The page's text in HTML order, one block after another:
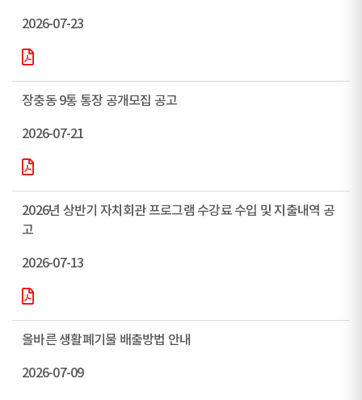
2026-07-23
장충동 9통 통장 공개모집 공고
2026-07-21
2026년 상반기 자치회관 프로그램 수강료 수입 및 지출내역 공
고
2026-07-13
올바른 생활폐기물 배출방법 안내
2026-07-09